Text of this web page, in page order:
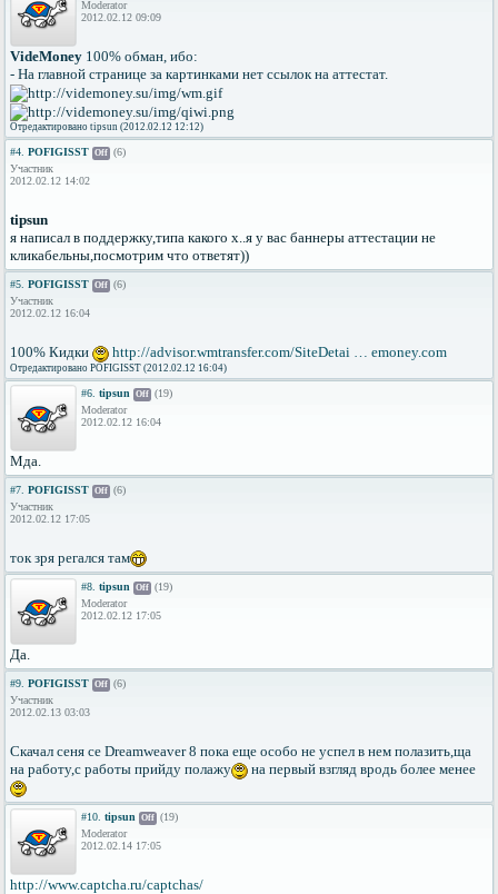
Moderator
2012.02.12 09:09
VideMoney 100% обман, ибо:
- На главной странице за картинками нет ссылок на аттестат.
Отредактировано tipsun (2012.02.12 12:12)
#4. POFIGISST Off (6)
Участник
2012.02.12 14:02
tipsun
я написал в поддержку,типа какого х..я у вас баннеры аттестации не
кликабельны,посмотрим что ответят))
#5. POFIGISST Off (6)
Участник
2012.02.12 16:04
100% Кидки http://advisor.wmtransfer.com/SiteDetai … emoney.com
Отредактировано POFIGISST (2012.02.12 16:04)
#6. tipsun Off (19)
Moderator
2012.02.12 16:04
Мда.
#7. POFIGISST Off (6)
Участник
2012.02.12 17:05
ток зря регался там
#8. tipsun Off (19)
Moderator
2012.02.12 17:05
Да.
#9. POFIGISST Off (6)
Участник
2012.02.13 03:03
Скачал сеня се Dreamweaver 8 пока еще особо не успел в нем полазить,ща
на работу,с работы прийду полажу
на первый взгляд вродь более менее
#10. tipsun Off (19)
Moderator
2012.02.14 17:05
http://www.captcha.ru/captchas/